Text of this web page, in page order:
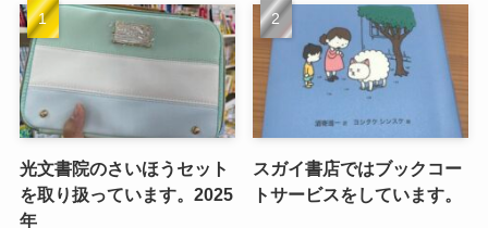
光文書院のさいほうセット
を取り扱っています。2025
年
スガイ書店ではブックコー
トサービスをしています。